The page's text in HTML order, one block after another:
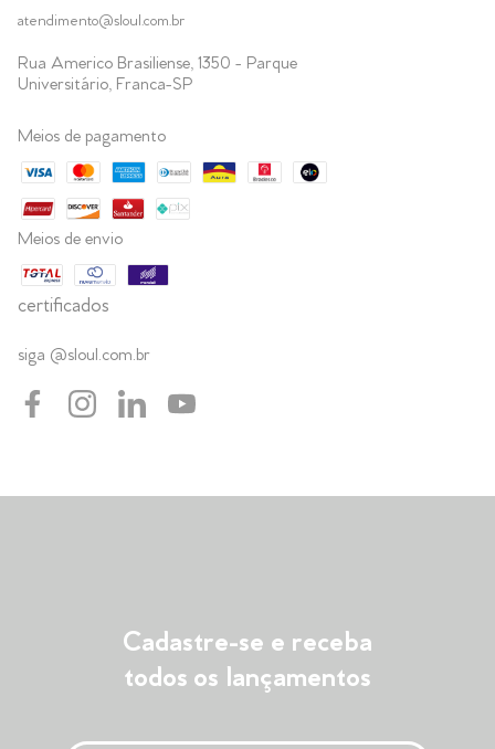
atendimento@sloul.com.br
Rua Americo Brasiliense, 1350 - Parque
Universitário, Franca-SP
Meios de pagamento
Meios de envio
certificados
siga @sloul.com.br
Cadastre-se e receba
todos os lançamentos